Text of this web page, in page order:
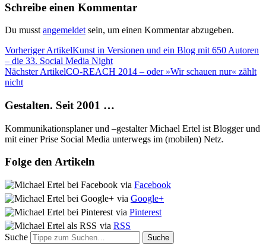
Schreibe einen Kommentar
Du musst angemeldet sein, um einen Kommentar abzugeben.
Vorheriger ArtikelKunst in Versionen und ein Blog mit 650 Autoren
– die 33. Social Media Night
Nächster ArtikelCO-REACH 2014 – oder »Wir schauen nur« zählt
nicht
Gestalten. Seit 2001 …
Kommunikationsplaner und –gestalter Michael Ertel ist Blogger und
mit einer Prise Social Media unterwegs im (mobilen) Netz.
Folge den Artikeln
via Facebook
via Google+
via Pinterest
via RSS
Suche